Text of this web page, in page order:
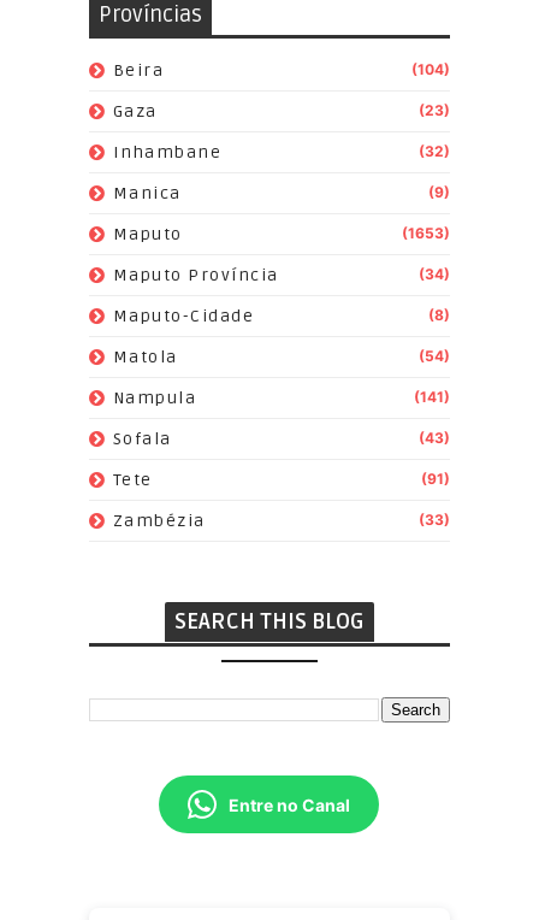
Províncias
Beira (104)
Gaza (23)
Inhambane (32)
Manica (9)
Maputo (1653)
Maputo Província (34)
Maputo-Cidade (8)
Matola (54)
Nampula (141)
Sofala (43)
Tete (91)
Zambézia (33)
SEARCH THIS BLOG
Entre no Canal